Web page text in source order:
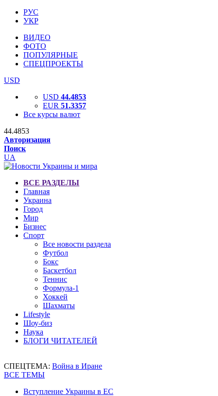
РУС
УКР
ВИДЕО
ФОТО
ПОПУЛЯРНЫЕ
СПЕЦПРОЕКТЫ
USD
USD 44.4853
EUR 51.3357
Все курсы валют
44.4853
Авторизация
Поиск
UA
ВСЕ РАЗДЕЛЫ
Главная
Украина
Город
Мир
Бизнес
Спорт
Все новости раздела
Футбол
Бокс
Баскетбол
Теннис
Формула-1
Хоккей
Шахматы
Lifestyle
Шоу-биз
Наука
БЛОГИ ЧИТАТЕЛЕЙ
СПЕЦТЕМА: Война в Иране
ВСЕ ТЕМЫ
Вступление Украины в ЕС